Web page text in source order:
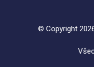
© Copyright